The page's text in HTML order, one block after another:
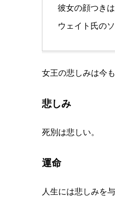
彼女の顔つき
ウェイト氏の
女王の悲しみは今
悲しみ
死別は悲しい。
運命
人生には悲しみを